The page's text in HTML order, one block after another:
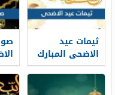
ثيمات عيد
الاضحى المبارك
1448 / 2026